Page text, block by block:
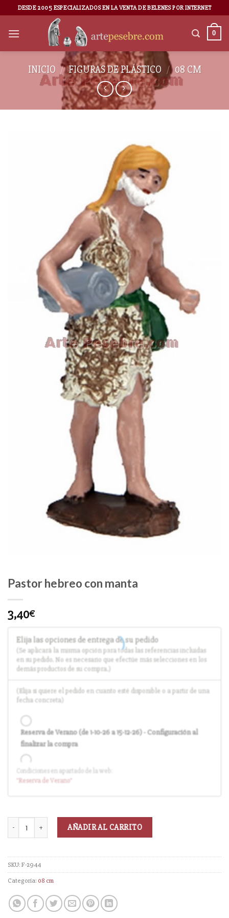
DESDE 2005 ESPECIALIZADOS EN LA VENTA DE BELENES POR INTERNET
0
INICIO / FIGURAS DE PLÁSTICO / 08 CM
Pastor hebreo con manta
3,40€
Elija las opciones de entrega de su pedido
(Se aplicará la misma opción para todas las referencias incluidas
en su pedido. No es necesario que efectúe más selecciones en los
demás productos de su compra.)
(Elija si quiere el pedido en cuanto esté disponible o a partir de una
fecha concreta)
Reserva de Verano (de 1-10-26 a 15-12-26) - Configuración al
finalizar la compra
Entrega en cuanto el pedido esté disponible (sin descuento)
Condiciones en apartado de la web:
"Reservade Verano"
AÑADIR AL CARRITO
SKU:F-2944
Categoría: 08 cm